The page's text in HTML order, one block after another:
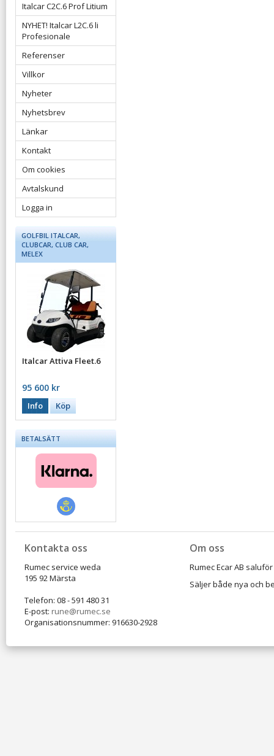
Italcar C2C.6 Prof Litium
NYHET! Italcar L2C.6 li
Profesionale
Referenser
Villkor
Nyheter
Nyhetsbrev
Länkar
Kontakt
Om cookies
Avtalskund
Logga in
GOLFBIL ITALCAR,
CLUBCAR, CLUB CAR,
MELEX
Italcar Attiva Fleet.6
95 600 kr
Info Köp
BETALSÄTT
Kontakta oss
Rumec service weda
195 92 Märsta
Telefon: 08 - 591 480 31
E-post: rune@rumec.se
Organisationsnummer: 916630-2928
Om oss
Rumec Ecar AB
Säljer både nya och